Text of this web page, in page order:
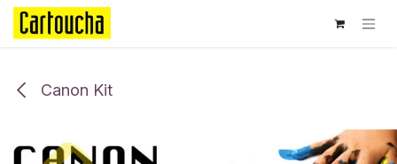
Se rendre au contenu
Canon Kit